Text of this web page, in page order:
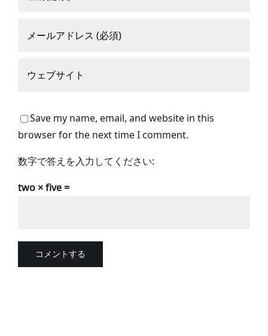
Save my name, email, and website in this
browser for the next time I comment.
数字で答えを入力してください:
two × five =